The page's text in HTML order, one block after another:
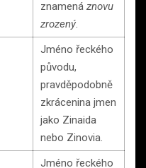
znamená znovu
zrozený
Jméno řeckého
původu,
pravděpodobně
zkrácenina jmen
jako Zinaida
nebo Zinovia.
Jméno řeckého